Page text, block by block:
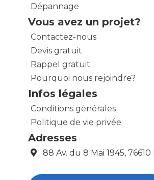
Dépannage
Vous avez un projet?
Contactez-nous
Devis gratuit
Rappel gratuit
Pourquoi nous rejoindre?
Infos légales
Conditions générales
Politique de vie privée
Adresses
88 Av. du 8 Mai 1945, 76610